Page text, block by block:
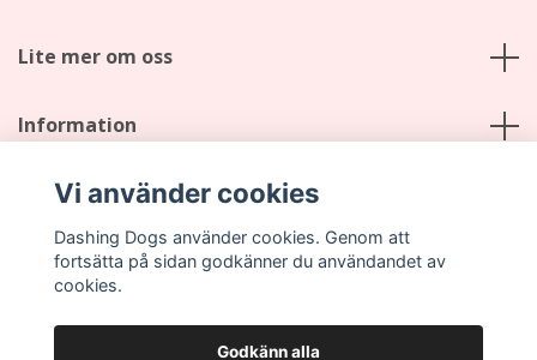
Lite mer om oss
Information
Sociala medier
Vi använder cookies
Dashing Dogs använder cookies. Genom att
fortsätta på sidan godkänner du användandet av
cookies.
Godkänn alla